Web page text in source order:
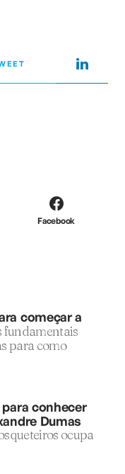
Facebook
começar a
fundamentais
para como
conhecer
Dumas
ocupa